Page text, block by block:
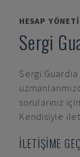
HESAP
Sergi
Sergi Guardia
sorularınız
Kendisiyle
İLETİŞİME